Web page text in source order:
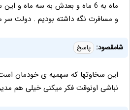
ماه به 6 ماه و بعدش به سه ماه و
و مسافرت نگه داشته بودیم . دولت سر
شامقصود: پاسخ
این سخاوتها که سهمیه ی خودمان
نباشی اونوقت فکر میکنی خیلی هم